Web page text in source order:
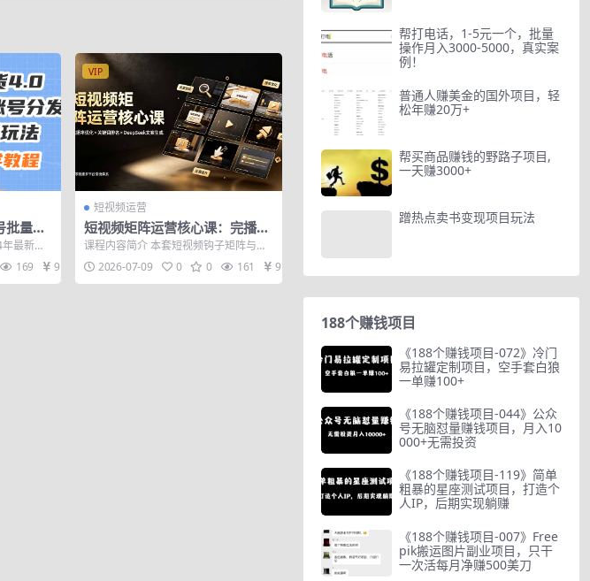
批量带
号分
最新带
、抖
169 9.9
VIP
短视频运营
短视频矩阵运营核心课：完播率
优化×关键词排名×DeepSeek文
案生成，从零搭建多平台引流体
系
课程内容简介 本套短视频钩子矩阵与搜
索排名全课，讲解多平台矩阵账号注册
养号、流量...
2026-07-09 0 0 161 9.9
帮打电话，1-5元一个，批量
操作月入3000-5000，真实案
例！
普通人赚美金的国外项目，轻
松年赚20万+
帮买商品赚钱的野路子项目,
一天赚3000+
蹭热点卖书变现项目玩法
188个赚钱项目
《188个赚钱项目-072》冷门
易拉罐定制项目，空手套白狼
一单赚100+
《188个赚钱项目-044》公众
号无脑怼量赚钱项目，月入10
000+无需投资
《188个赚钱项目-119》简单
粗暴的星座测试项目，打造个
人IP，后期实现躺赚
《188个赚钱项目-007》Free
pik搬运图片副业项目，只干
一次活每月净赚500美刀